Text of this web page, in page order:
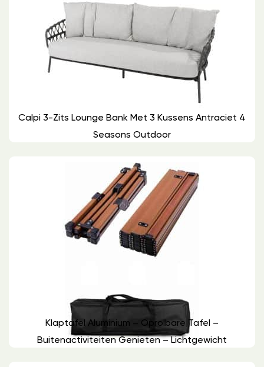
Calpi 3-Zits Lounge Bank Met 3 Kussens Antraciet 4
Seasons Outdoor
Klaptafel Aluminium – Oprolbare Tafel –
Buitenactiviteiten Genieten – Lichtgewicht